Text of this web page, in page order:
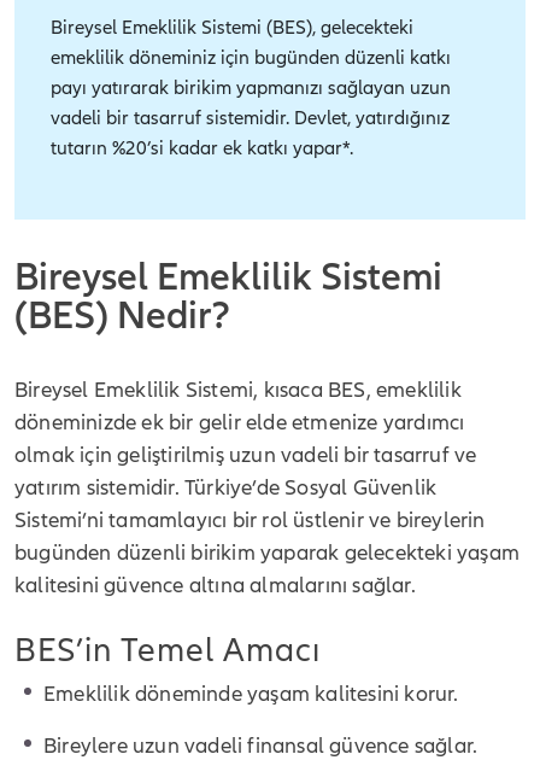
Bireysel Emeklilik Sistemi (BES), gelecekteki
emeklilik döneminiz için bugünden düzenli katkı
payı yatırarak birikim yapmanızı sağlayan uzun
vadeli bir tasarruf sistemidir. Devlet, yatırdığınız
tutarın %20’si kadar ek katkı yapar*.
Bireysel Emeklilik Sistemi
(BES) Nedir?
Bireysel Emeklilik Sistemi, kısaca BES, emeklilik
döneminizde ek bir gelir elde etmenize yardımcı
olmak için geliştirilmiş uzun vadeli bir tasarruf ve
yatırım sistemidir. Türkiye’de Sosyal Güvenlik
Sistemi’ni tamamlayıcı bir rol üstlenir ve bireylerin
bugünden düzenli birikim yaparak gelecekteki yaşam
kalitesini güvence altına almalarını sağlar.
BES’in Temel Amacı
Emeklilik döneminde yaşam kalitesini korur.
Bireylere uzun vadeli finansal güvence sağlar.